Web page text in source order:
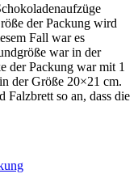
der Packung wird
Fall war es
war in der
der Packung war mit 1
der Größe 20×21 cm.
Falzbrett so an, dass die